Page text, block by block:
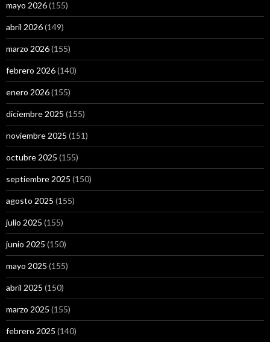
mayo 2026(155)
abril 2026(149)
marzo 2026(155)
febrero 2026(140)
enero 2026(155)
diciembre 2025 (155)
noviembre 2025 (151)
octubre 2025 (155)
septiembre 2025 (150)
agosto 2025 (155)
julio 2025 (155)
junio 2025 (150)
mayo 2025 (155)
abril 2025 (150)
marzo 2025 (155)
febrero 2025 (140)